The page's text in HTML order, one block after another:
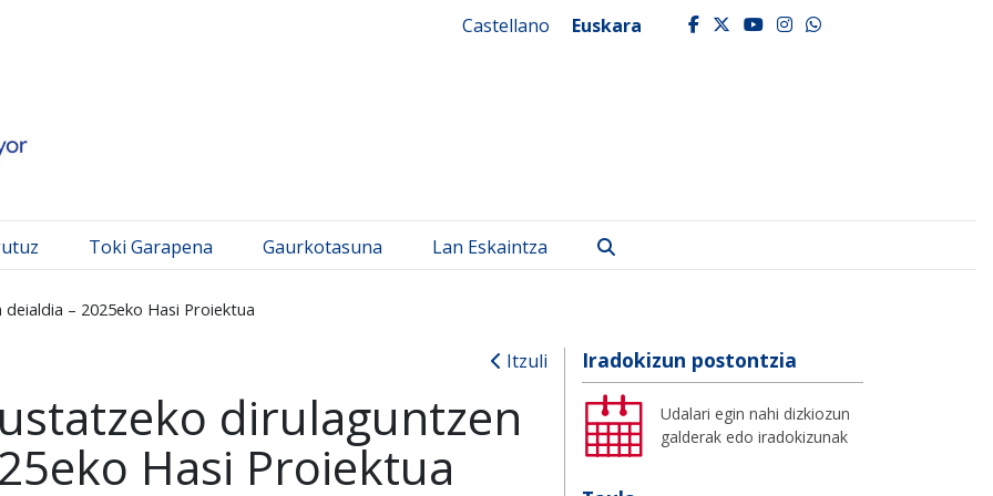
Castellano Euskara facebook
twitter
youtube
instagram
whatsapp
Toki Garapena Gaurkotasuna Lan Eskaintza
– 2025eko Hasi Proiektua
Itzuli
dirulaguntzen
Hasi Proiektua
Iradokizun postontzia
Udalari egin nahi dizkiozun
galderak edo iradokizunak